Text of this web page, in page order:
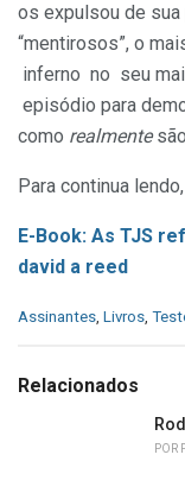
os expulsou de sua
“mentirosos”, o
inferno no seu
episódio para
como realmente
Para continua
E-Book: As TJS
david a reed
C
e
Assinantes, Livros,
Relacionados
POR